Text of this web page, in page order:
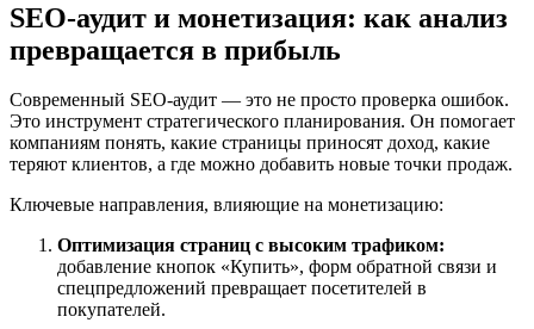
SEO-аудит и монетизация: как анализ
превращается в прибыль
Современный SEO-аудит — это не просто проверка ошибок.
Это инструмент стратегического планирования. Он помогает
компаниям понять, какие страницы приносят доход, какие
теряют клиентов, а где можно добавить новые точки продаж.
Ключевые направления, влияющие на монетизацию:
Оптимизация страниц с высоким трафиком:
добавление кнопок «Купить», форм обратной связи и
спецпредложений превращает посетителей в
покупателей.